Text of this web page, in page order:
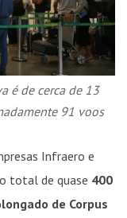
é de cerca de 13
91 voos
Infraero e
total de quase 400
de Corpus